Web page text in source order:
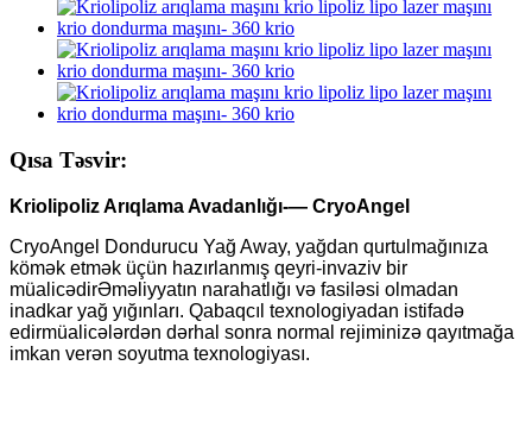
Qısa Təsvir:
Kriolipoliz Arıqlama Avadanlığı-— CryoAngel
CryoAngel Dondurucu Yağ Away, yağdan qurtulmağınıza
kömək etmək üçün hazırlanmış qeyri-invaziv bir
müalicədirƏməliyyatın narahatlığı və fasiləsi olmadan
inadkar yağ yığınları. Qabaqcıl texnologiyadan istifadə
edirmüalicələrdən dərhal sonra normal rejiminizə qayıtmağa
imkan verən soyutma texnologiyası.